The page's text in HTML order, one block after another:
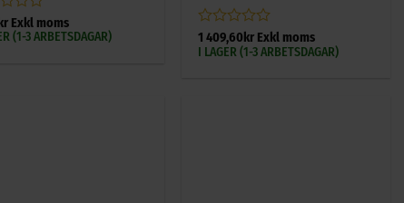
kr Exkl moms
(1-3 ARBETSDAGAR)
Betygsatt
0
1 409,60 krExkl moms
I LAGER (1-3 ARBETSDAGAR)